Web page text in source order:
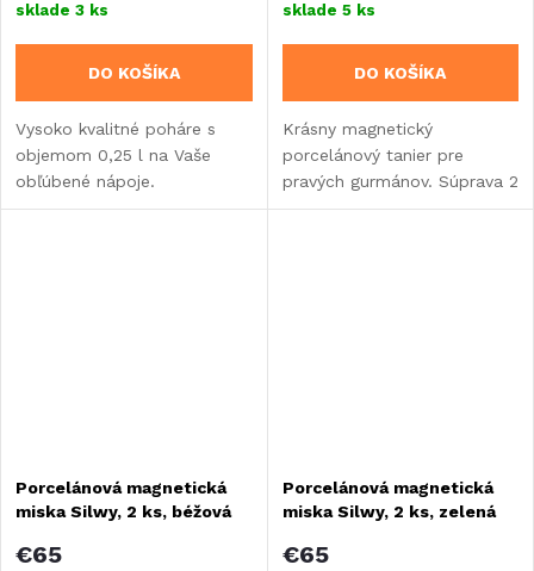
sklade 3 ks
DO KOŠÍKA
Vysoko kvalitné poháre s
objemom 0,25 l na Vaše
obľúbené nápoje.
sklade 5 ks
DO KOŠÍKA
Krásny magnetický
porcelánový tanier pre
pravých gurmánov. Súprava 2
ks.
Porcelánová magnetická
miska Silwy, 2 ks, béžová
€65
Porcelánová magnetická
miska Silwy, 2 ks, zelená
€65